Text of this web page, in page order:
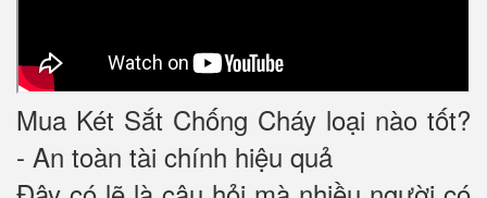
Mua Két Sắt Chống Cháy loại nào tốt?
- An toàn tài chính hiệu quả